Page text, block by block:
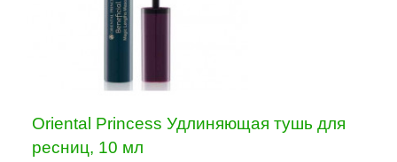
Oriental Princess Удлиняющая тушь для
ресниц, 10 мл